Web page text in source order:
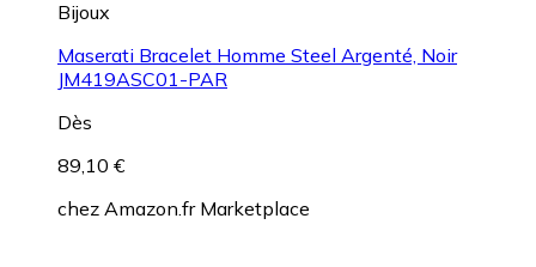
Bijoux
Maserati Bracelet Homme Steel Argenté, Noir
JM419ASC01-PAR
Dès
89,10 €
chez Amazon.fr Marketplace